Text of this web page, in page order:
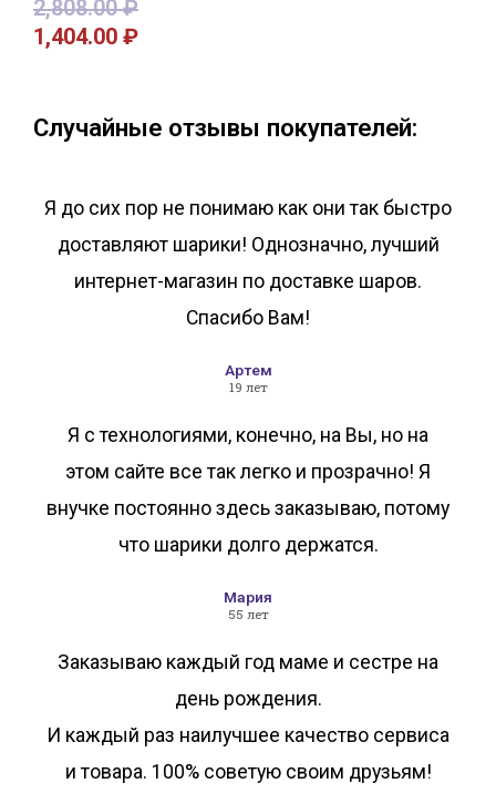
2,808.00₽
1,404.00 ₽
Случайные отзывы покупателей:
Я до сих пор не понимаю как они так быстро
доставляют шарики! Однозначно, лучший
интернет-магазин по доставке шаров.
Спасибо Вам!
Артем
19 лет
Я с технологиями, конечно, на Вы, но на
этом сайте все так легко и прозрачно! Я
внучке постоянно здесь заказываю, потому
что шарики долго держатся.
Мария
55 лет
Заказываю каждый год маме и сестре на
день рождения.
И каждый раз наилучшее качество сервиса
и товара. 100% советую своим друзьям!